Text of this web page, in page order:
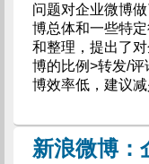
问题对企业微博
博总体和一些特
和整理，提出了
博的比例>转发/
博效率低，建议
新浪微博：